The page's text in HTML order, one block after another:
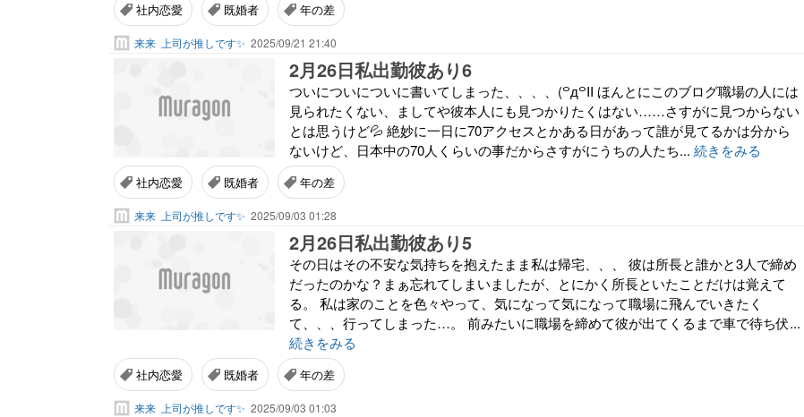
社内恋愛 既婚者 年の差
来来 上司が推しです✨ 2025/09/21 21:40
2月26日私出勤彼あり6
ついについについに書いてしまった、、、、(꒪д꒪II ほんとにこのブログ職場の人には
見られたくない、ましてや彼本人にも見つかりたくはない……さすがに見つからない
とは思うけど💦 絶妙に一日に70アクセスとかある日があって誰が見てるかは分から
ないけど、日本中の70人くらいの事だからさすがにうちの人たち... 続きをみる
社内恋愛 既婚者 年の差
来来 上司が推しです✨ 2025/09/03 01:28
2月26日私出勤彼あり5
その日はその不安な気持ちを抱えたまま私は帰宅、、、 彼は所長と誰かと3人で締め
だったのかな？まぁ忘れてしまいましたが、とにかく所長といたことだけは覚えて
る。 私は家のことを色々やって、気になって気になって職場に飛んでいきたく
て、、、行ってしまった…。 前みたいに職場を締めて彼が出てくるまで車で待ち伏...
続きをみる
社内恋愛 既婚者 年の差
来来 上司が推しです✨ 2025/09/03 01:03